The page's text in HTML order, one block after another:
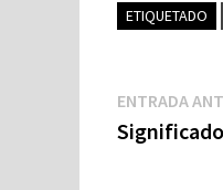
ETIQUETADO
de
ENTRADA